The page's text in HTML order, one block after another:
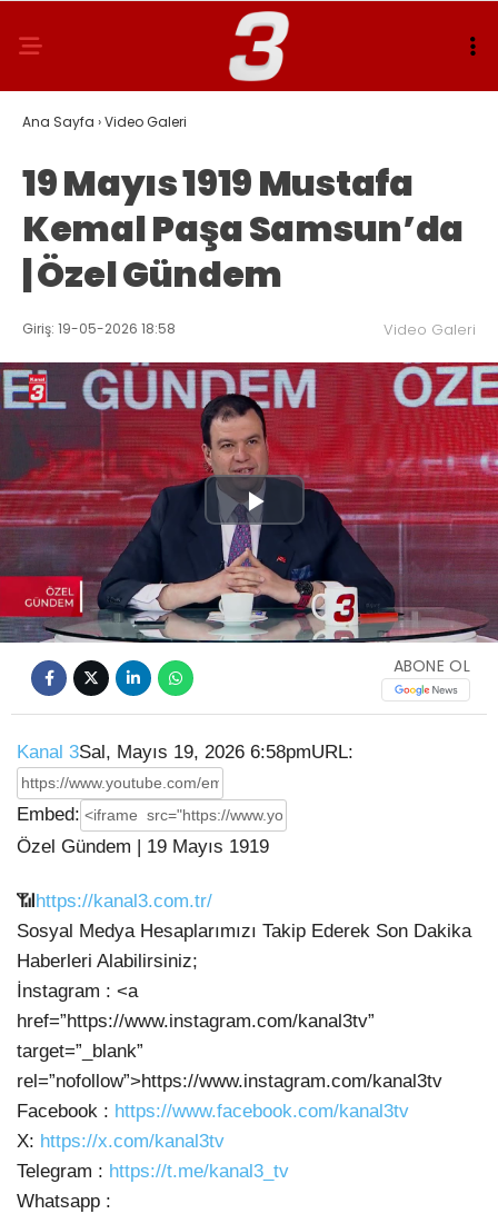
Ana Sayfa ›Video Galeri
19 Mayıs 1919 Mustafa
Kemal Paşa Samsun’da
| Özel Gündem
Giriş: 19-05-2026 18:58 Video Galeri
Play
Video
ABONE OL
Kanal 3Sal, Mayıs 19, 2026 6:58pmURL:
Embed:
Özel Gündem | 19 Mayıs 1919
📶https://kanal3.com.tr/
Sosyal Medya Hesaplarımızı Takip Ederek Son Dakika
Haberleri Alabilirsiniz;
İnstagram : <a
href=”https://www.instagram.com/kanal3tv”
target=”_blank”
rel=”nofollow”>https://www.instagram.com/kanal3tv
Facebook : https://www.facebook.com/kanal3tv
X: https://x.com/kanal3tv
Telegram : https://t.me/kanal3_tv
Whatsapp :